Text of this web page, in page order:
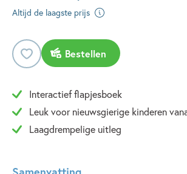
Altijd de laagste prijs
Bestellen
Interactief flapjesboek
Leuk voor nieuwsgierige kinderen
Laagdrempelige uitleg